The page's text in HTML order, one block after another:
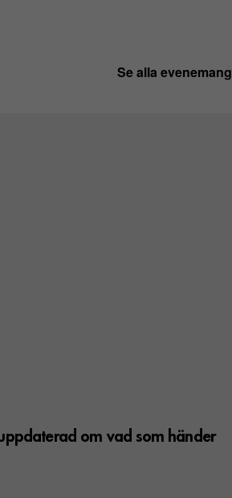
Se alla evenemang
om vad som händer